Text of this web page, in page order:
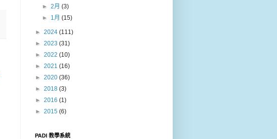
►2月(3)
► 1月(15)
► 2024 (111)
► 2023 (31)
► 2022 (10)
► 2021 (16)
► 2020 (36)
► 2018 (3)
► 2016 (1)
► 2015 (6)
PADI 教學系統